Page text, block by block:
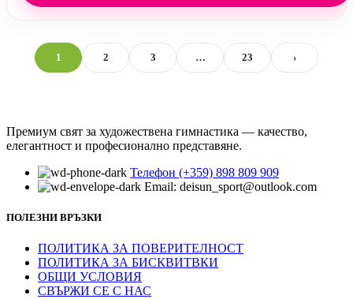
1 2 3 … 23 ›
Премиум свят за художествена гимнастика — качество,
елегантност и професионално представяне.
Телефон (+359) 898 809 909
Email: deisun_sport@outlook.com
ПОЛЕЗНИ ВРЪЗКИ
ПОЛИТИКА ЗА ПОВЕРИТЕЛНОСТ
ПОЛИТИКА ЗА БИСКВИТВКИ
ОБЩИ УСЛОВИЯ
СВЪРЖИ СЕ С НАС